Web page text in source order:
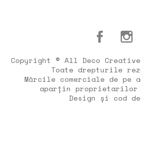
Copyright © All Deco
Toate drepturile
Mărcile comerciale de pe
aparțin proprietarilor
Design și cod de